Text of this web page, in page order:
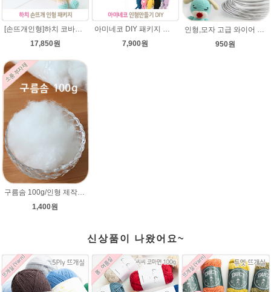
[손뜨개인형]하치 코바늘인형패키지(diy재료+도안)/뜨개질인형만들기/아미네코/인형실/하치코바늘인형뜨개실/코바늘수강/
17,850원
아미네코 DIY 패키지 손뜨개 인형만들기 코바늘패키지 인형뜨기
7,900원
인형,모자 고급 와이어 (90cm) 2mm,3mm 굵기선택/모자 와이어/알루미늄/인형철사대용/아미네코제작 철사/코바늘인형
950원
1,400원
신상품이 나왔어요~